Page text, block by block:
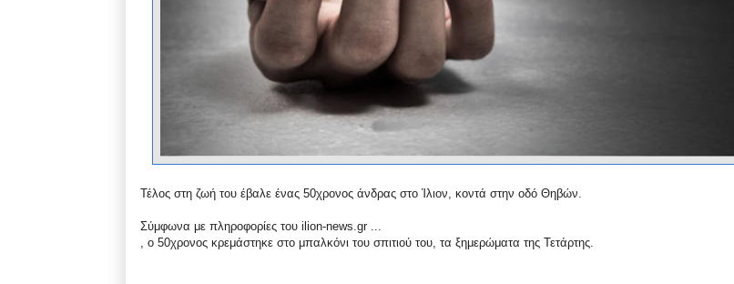
Τέλος στη ζωή του έβαλε ένας 50χρονος άνδρας στο Ίλιον, κοντά στην οδό Θηβών.
Σύμφωνα με πληροφορίες του ilion-news.gr ...
, ο 50χρονος κρεμάστηκε στο μπαλκόνι του σπιτιού του, τα ξημερώματα της Τετάρτης.